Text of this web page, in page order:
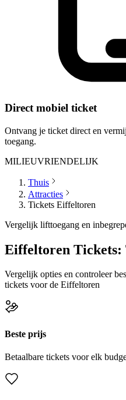
Direct mobiel ticket
Ontvang je ticket direct en
toegang.
MILIEUVRIENDELIJK
Thuis
Attracties
Tickets Eiffeltoren
Vergelijk lifttoegang en
Eiffeltoren Tickets:
Vergelijk opties en controleer
tickets voor de Eiffeltoren
Beste prijs
Betaalbare tickets voor elk